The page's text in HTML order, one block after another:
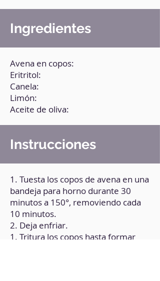
Ingredientes
Avena en copos:
Eritritol:
Canela:
Limón:
Aceite de oliva:
Instrucciones
1. Tuesta los copos de avena en una
bandeja para horno durante 30
minutos a 150°, removiendo cada
10 minutos.
2. Deja enfriar.
1. Tritura los copos hasta formar